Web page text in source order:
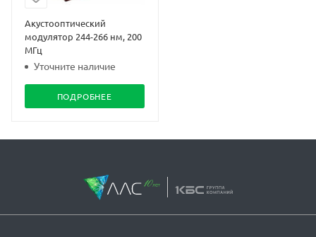
Акустооптический
модулятор 244-266 нм, 200
МГц
Уточните наличие
ПОДРОБНЕЕ